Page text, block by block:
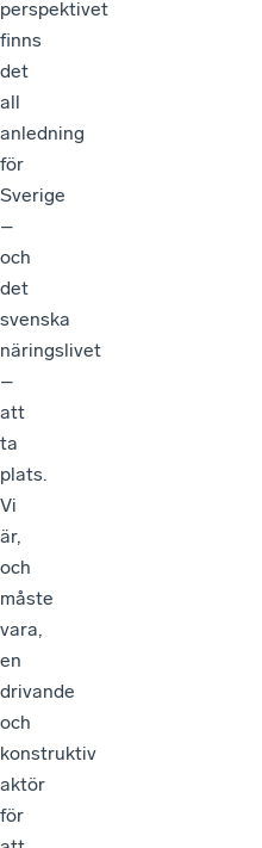
finns
det
all
anledning
för
Sverige
–
och
det
svenska
näringslivet
–
att
ta
plats.
Vi
är,
och
måste
vara,
en
drivande
och
konstruktiv
aktör
för
att